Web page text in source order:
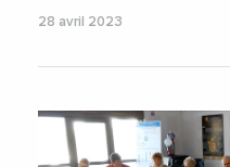
28 avril 2023